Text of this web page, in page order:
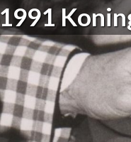
1991